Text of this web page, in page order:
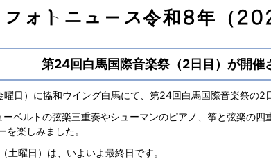
フォトニュース令和8年（
第24回白馬国際音楽祭（2日目）が開催
曜日）に協和ウイング白馬にて、第24回白馬国際音楽祭の2
ーベルトの弦楽三重奏やシューマンのピアノ、筝と弦楽の四
を楽しみました。
土曜日）は、いよいよ最終日です。